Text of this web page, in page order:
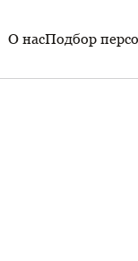
О насПодбор